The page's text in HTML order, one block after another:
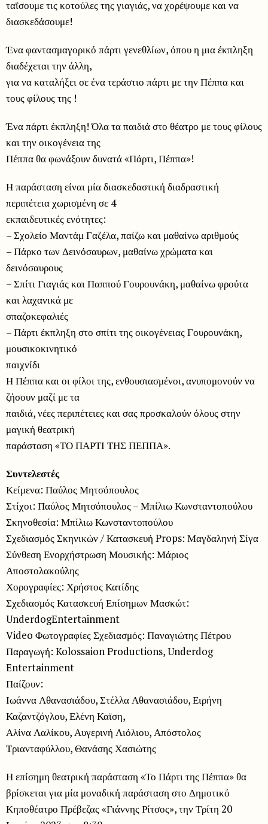
ταΐσουμε τις κοτούλες της γιαγιάς, να χορέψουμε και να
διασκεδάσουμε!
Ένα φαντασμαγορικό πάρτι γενεθλίων, όπου η μια έκπληξη
διαδέχεται την άλλη,
για να καταλήξει σε ένα τεράστιο πάρτι με την Πέππα και
τους φίλους της !
Ένα πάρτι έκπληξη! Όλα τα παιδιά στο θέατρο με τους φίλους
και την οικογένεια της
Πέππα θα φωνάξουν δυνατά «Πάρτι, Πέππα»!
Η παράσταση είναι μία διασκεδαστική διαδραστική
περιπέτεια χωρισμένη σε 4
εκπαιδευτικές ενότητες:
– Σχολείο Μαντάμ Γαζέλα, παίζω και μαθαίνω αριθμούς
– Πάρκο των Δεινόσαυρων, μαθαίνω χρώματα και
δεινόσαυρους
– Σπίτι Γιαγιάς και Παππού Γουρουνάκη, μαθαίνω φρούτα
και λαχανικά με
σπαζοκεφαλιές
– Πάρτι έκπληξη στο σπίτι της οικογένειας Γουρουνάκη,
μουσικοκινητικό
παιχνίδι
Η Πέππα και οι φίλοι της, ενθουσιασμένοι, ανυπομονούν να
ζήσουν μαζί με τα
παιδιά, νέες περιπέτειες και σας προσκαλούν όλους στην
μαγική θεατρική
παράσταση «ΤΟ ΠΑΡΤΙ ΤΗΣ ΠΕΠΠΑ».
Συντελεστές
Κείμενα: Παύλος Μητσόπουλος
Στίχοι: Παύλος Μητσόπουλος – Μπίλιω Κωνσταντοπούλου
Σκηνοθεσία: Μπίλιω Κωνσταντοπούλου
Σχεδιασμός Σκηνικών / Κατασκευή Props: Μαγδαληνή Σίγα
Σύνθεση Ενορχήστρωση Μουσικής: Μάριος
Αποστολακούλης
Χορογραφίες: Χρήστος Κατίδης
Σχεδιασμός Κατασκευή Επίσημων Μασκώτ:
UnderdogEntertainment
Video Φωτογραφίες Σχεδιασμός: Παναγιώτης Πέτρου
Παραγωγή: Kolossaion Productions, Underdog
Entertainment
Παίζουν:
Ιωάννα Αθανασιάδου, Στέλλα Αθανασιάδου, Ειρήνη
Καζαντζόγλου, Ελένη Καϊση,
Αλίνα Λαλίκου, Αυγερινή Λιόλιου, Απόστολος
Τριανταφύλλου, Θανάσης Χασιώτης
Η επίσημη θεατρική παράσταση «Το Πάρτι της Πέππα» θα
βρίσκεται για μία μοναδική παράσταση στο Δημοτικό
Κηποθέατρο Πρέβεζας «Γιάννης Ρίτσος», την Τρίτη 20